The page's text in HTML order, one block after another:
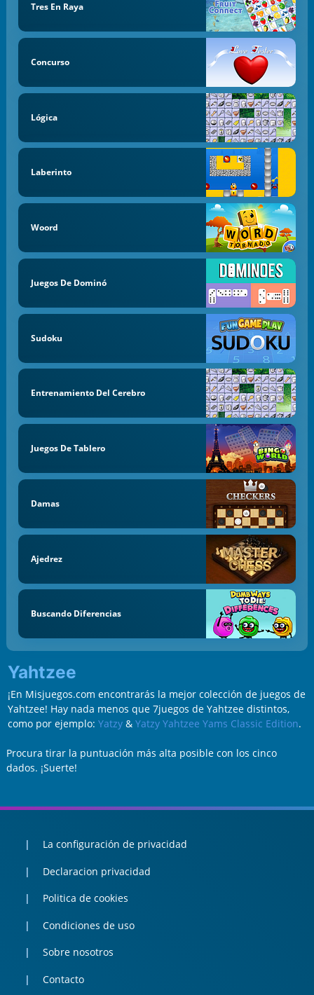
Tres En Raya
Concurso
Lógica
Laberinto
Woord
Juegos De Dominó
Sudoku
Entrenamiento Del Cerebro
Juegos De Tablero
Damas
Ajedrez
Buscando Diferencias
Yahtzee
¡En Misjuegos.com encontrarás la mejor colección de juegos de
Yahtzee! Hay nada menos que 7juegos de Yahtzee distintos,
como por ejemplo: Yatzy& Yatzy Yahtzee Yams Classic Edition.
Procura tirar la puntuación más alta posible con los cinco
dados. ¡Suerte!
La configuración de privacidad
Declaracion privacidad
Politica de cookies
Condiciones de uso
Sobre nosotros
Contacto